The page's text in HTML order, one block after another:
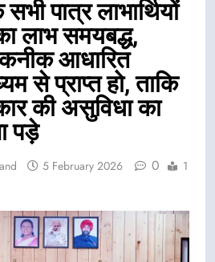
पात्र लाभार्थियों
लाभ समयबद्ध,
आधारित
से प्राप्त हो, ताकि
की असुविधा का
पड़े
5 February 2026 0
1